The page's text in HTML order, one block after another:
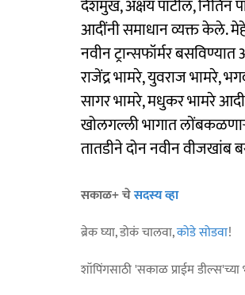
देशमुख, अक्षय पाटील, नितिन
आदींनी समाधान व्यक्त केले.
नवीन ट्रान्सफॉर्मर
राजेंद्र भामरे, युवराज भामरे,
सागर भामरे, मधुकर भामरे
खोलगल्ली भागात
तातडीने दोन नवीन वीजखांब
सकाळ+ चेसदस्य व्हा
ब्रेक घ्या, डोकं चालवा,कोडे सोडवा!
शॉपिंगसाठी 'सकाळ प्राईम